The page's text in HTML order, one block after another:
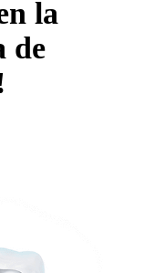
la
de